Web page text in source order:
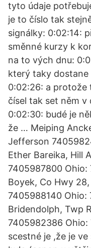
tyto údaje
je to číslo tak
signálky: 0:02:14:
směnné kurzy k
na to vých dnu:
který taky dostane
0:02:26: a protože
čísel tak set něm v
0:02:30: budé je
že … Meiping
Jefferson
Ether Bareika, Hill
7405987800
Boyek, Co Hwy
7405988140
Bridendolph, Twp
7405982386
scestné je ,že je